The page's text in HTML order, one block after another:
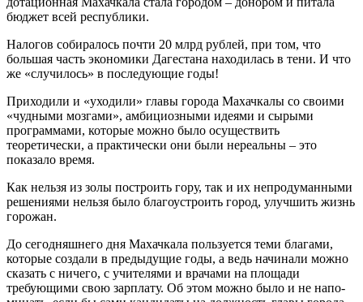
бюджет всей республики.
Налогов собиралось почти 20 млрд рублей, при том, что
большая часть экономики Дагестана находилась в тени. И что
же «случилось» в после­дующие годы!
Приходили и «уходили» главы города Махач­калы со своими
«чудными мозгами», амбициоз­ными идеями и сырыми
программами, которые можно было осуществить
теоретически, а прак­тически они были нереальны – это
показало вре­мя.
Как нельзя из золы построить гору, так и их не­продуманными
решениями нельзя было благо­устроить город, улучшить жизнь
горожан.
До сегодняшнего дня Махачкала пользуется теми благами,
которые создали в предыдущие годы, а ведь начинали можно
сказать с ничего, с учителями и врачами на площади
требующими свою зарплату. Об этом можно было и не напо­